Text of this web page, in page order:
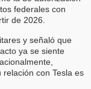
federales con
de 2026.
y señaló que
ya se siente
con Tesla es